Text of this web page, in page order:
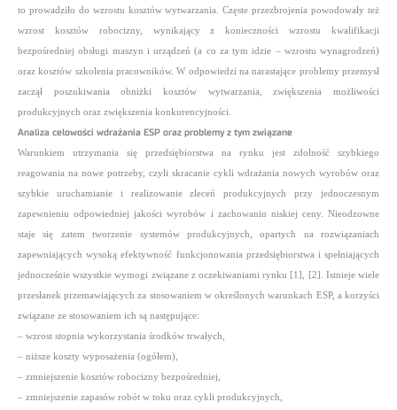
to prowadziło do wzrostu kosztów wytwarzania. Częste przezbrojenia powodowały też
wzrost kosztów robocizny, wynikający z koniecznościwzrostu kwalifikacji
bezpośredniej obsługi maszyn i urządzeń (a co za tym idzie – wzrostu wynagrodzeń)
oraz kosztów szkolenia pracowników. W odpowiedzi na narastające problemy przemysł
zaczął poszukiwania obniżki kosztów wytwarzania, zwiększenia możliwości
produkcyjnych oraz zwiększenia konkurencyjności.
Analiza celowości wdrażania ESP oraz problemy z tym związane
Warunkiem utrzymania się przedsiębiorstwa na rynku jest zdolność szybkiego
reagowania na nowe potrzeby, czyli skracanie cykli wdrażania nowych wyrobów oraz
szybkie uruchamianie i realizowanie zleceń produkcyjnych przy jednoczesnym
zapewnieniu odpowiedniejjakości wyrobów i zachowaniu niskiej ceny. Nieodzowne
staje się zatem tworzenie systemów produkcyjnych, opartych na rozwiązaniach
zapewniających wysoką efektywność funkcjonowania przedsiębiorstwa i spełniających
jednocześnie wszystkie wymogi związane z oczekiwaniami rynku [1], [2]. Istnieje wiele
przesłanek przemawiających za stosowaniem w określonych warunkach ESP, a korzyści
związane ze stosowaniem ich są następujące:
– wzrost stopnia wykorzystania środków trwałych,
– niższe koszty wyposażenia (ogółem),
– zmniejszenie kosztów robocizny bezpośredniej,
– zmniejszenie zapasów robót w toku oraz cykli produkcyjnych,